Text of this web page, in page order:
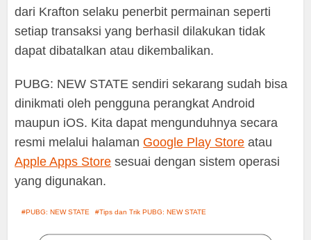
dari Krafton selaku penerbit permainan seperti
setiap transaksi yang berhasil dilakukan tidak
dapat dibatalkan atau dikembalikan.
PUBG: NEW STATE sendiri sekarang sudah bisa
dinikmati oleh pengguna perangkat Android
maupun iOS. Kita dapat mengunduhnya secara
resmi melalui halaman Google Play Store atau
Apple Apps Store sesuai dengan sistem operasi
yang digunakan.
PUBG: NEW STATE Tips dan Trik PUBG: NEW STATE